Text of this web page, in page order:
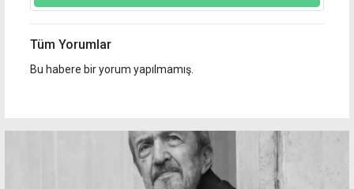
Tüm Yorumlar
Bu habere bir yorum yapılmamış.